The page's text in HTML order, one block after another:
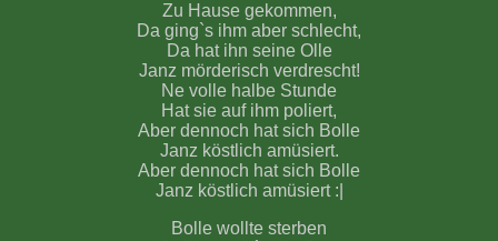
Zu Hause gekommen,
Da ging`s ihm aber schlecht,
Da hat ihn seine Olle
Janz mörderisch verdrescht!
Ne volle halbe Stunde
Hat sie auf ihm poliert,
Aber dennoch hat sich Bolle
Janz köstlich amüsiert.
Aber dennoch hat sich Bolle
Janz köstlich amüsiert :|
Bolle wollte sterben